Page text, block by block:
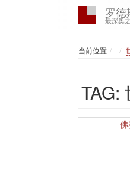
罗德
最深奥
当前位置
TAG: